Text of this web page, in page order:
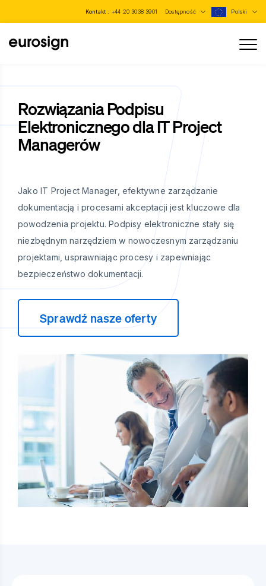
Kontakt : +44 20 3038 3901 Dostępność Polski
Rozwiązania Podpisu
Elektronicznego dla IT Project
Managerów
Jako IT Project Manager, efektywne zarządzanie
dokumentacją i procesami akceptacji jest kluczowe dla
powodzenia projektu. Podpisy elektroniczne stały się
niezbędnym narzędziem w nowoczesnym zarządzaniu
projektami, usprawniając procesy i zapewniając
bezpieczeństwo dokumentacji.
Sprawdź nasze oferty